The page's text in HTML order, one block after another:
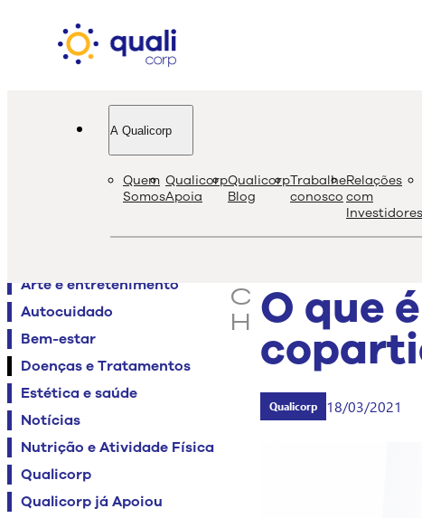
A Qualicorp
Quem
Somos
Qualicorp
Apoia
Qualicorp
Blog
Trabalhe
conosco
Relações
com
Investidores
s
a
c
h
Arte e entretenimento
Autocuidado
Bem-estar
Doenças e Tratamentos
Estética e saúde
Notícias
Nutrição e Atividade Física
Qualicorp
Qualicorp já Apoiou
quali
O que
Qualicorp 18/03/2021